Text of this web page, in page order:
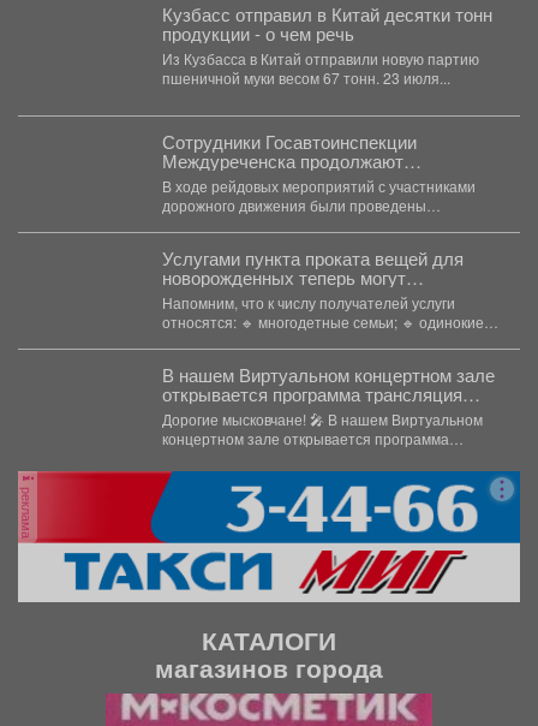
Кузбасс отправил в Китай десятки тонн
продукции - о чем речь
Из Кузбасса в Китай отправили новую партию
пшеничной муки весом 67 тонн. 23 июля...
Сотрудники Госавтоинспекции
Междуреченска продолжают
осуществлять рейды по профилактике и
пресечению нарушений ПДД
водителями СИМ и мото-транспортных
средств.
В ходе рейдовых мероприятий с участниками
дорожного движения были проведены
Услугами пункта проката вещей для
новорожденных теперь могут
воспользоваться молодые родители в
возрасте до 35 лет включительно.
Напомним, что к числу получателей услуги
относятся: 🔹 многодетные семьи; 🔹 одинокие
В нашем Виртуальном концертном зале
открывается программа трансляция
концерта-караоке «Споём любимое и
родное»!
Дорогие мысковчане! 🎤 В нашем Виртуальном
концертном зале открывается программа
любимое...
реклама
КАТАЛОГИ
магазинов города